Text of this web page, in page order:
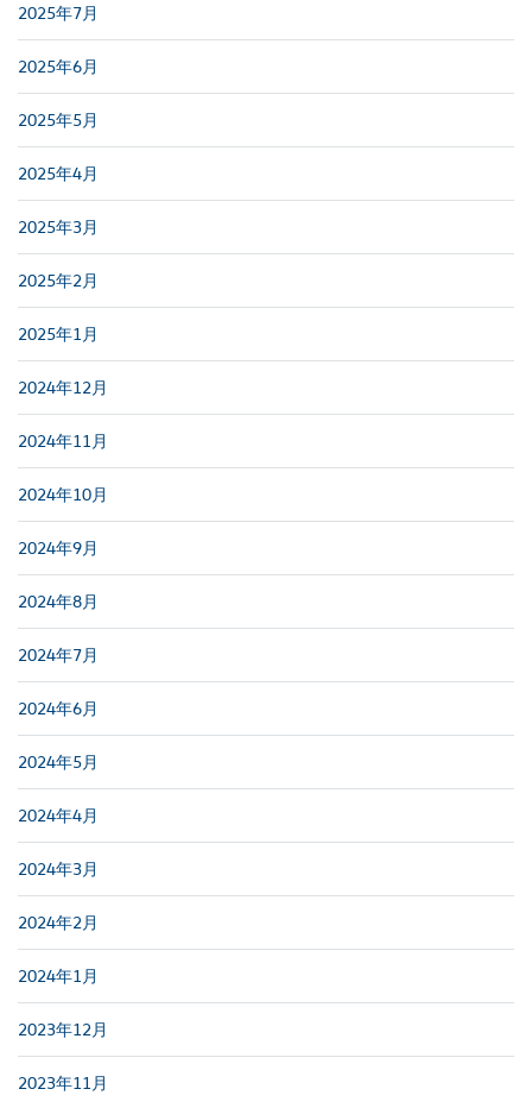
2025年7月
2025年6月
2025年5月
2025年4月
2025年3月
2025年2月
2025年1月
2024年12月
2024年11月
2024年10月
2024年9月
2024年8月
2024年7月
2024年6月
2024年5月
2024年4月
2024年3月
2024年2月
2024年1月
2023年12月
2023年11月